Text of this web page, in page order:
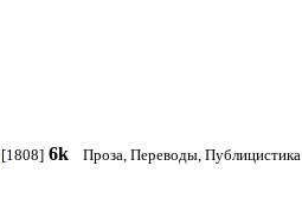
[1808] 6k Проза, Переводы, Публицистика